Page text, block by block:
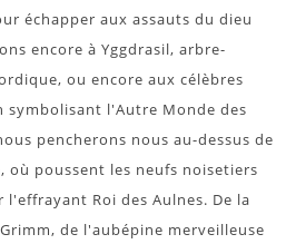
échapper aux assauts du dieu
encore à Yggdrasil, arbre-
ou encore aux célèbres
symbolisant l'Autre Monde des
pencherons nous au-dessus de
où poussent les neufs noisetiers
l'effrayant Roi des Aulnes. De la
de l'aubépine merveilleuse